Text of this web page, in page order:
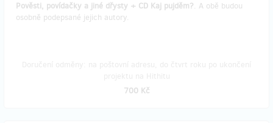
Pověsti, povídačky a jiné dřysty + CD Kaj pujděm?. A obě budou
osobně podepsané jejich autory.
700 Kč